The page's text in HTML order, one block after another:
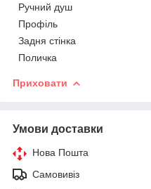
Ручний душ
Профіль
Задня стінка
Поличка
Приховати
Умови доставки
Нова Пошта
Самовивіз